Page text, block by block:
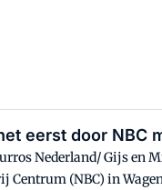
eerst door NBC
Nederland/ Gijs en
Centrum (NBC) in